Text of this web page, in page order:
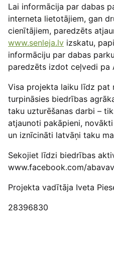
Lai informācija par dabas
interneta lietotājiem, gan
cienītājiem, paredzēts
www.senleja.lv izskatu,
informāciju par dabas
paredzēts izdot ceļvedi pa
Visa projekta laiku līdz pat
turpināsies biedrības
taku uzturēšanas darbi –
atjaunoti pakāpieni,
un iznīcināti latvāņi taku
Sekojiet līdzi biedrības
www.facebook.com/
Projekta vadītāja Iveta
28396830